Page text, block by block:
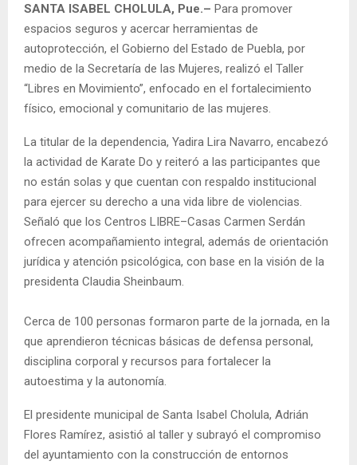
SANTA ISABEL CHOLULA, Pue.– Para promover
espacios seguros y acercar herramientas de
autoprotección, el Gobierno del Estado de Puebla, por
medio de la Secretaría de las Mujeres, realizó el Taller
“Libres en Movimiento”, enfocado en el fortalecimiento
físico, emocional y comunitario de las mujeres.
La titular de la dependencia, Yadira Lira Navarro, encabezó
la actividad de Karate Do y reiteró a las participantes que
no están solas y que cuentan con respaldo institucional
para ejercer su derecho a una vida libre de violencias.
Señaló que los Centros LIBRE–Casas Carmen Serdán
ofrecen acompañamiento integral, además de orientación
jurídica y atención psicológica, con base en la visión de la
presidenta Claudia Sheinbaum.
Cerca de 100 personas formaron parte de la jornada, en la
que aprendieron técnicas básicas de defensa personal,
disciplina corporal y recursos para fortalecer la
autoestima y la autonomía.
El presidente municipal de Santa Isabel Cholula, Adrián
Flores Ramírez, asistió al taller y subrayó el compromiso
del ayuntamiento con la construcción de entornos